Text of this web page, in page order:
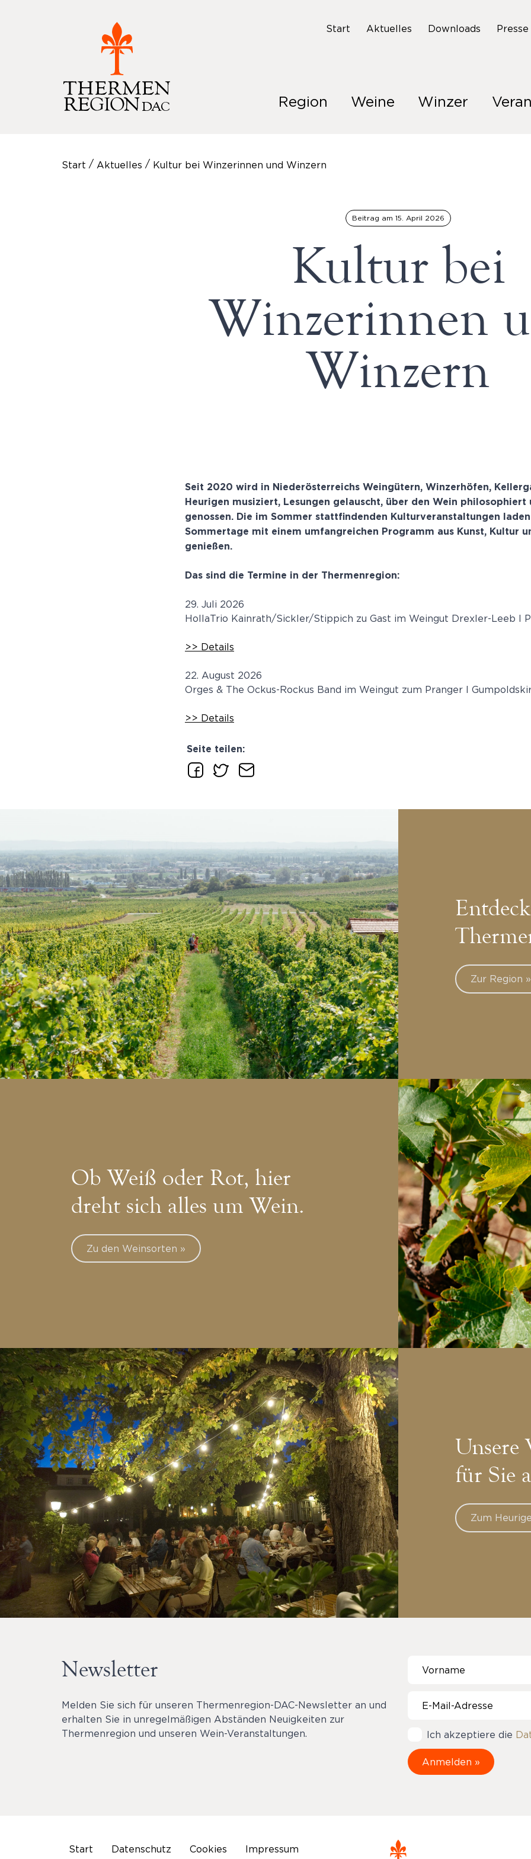
Start Aktuelles Downloads Presse
Region Weine Winzer
Start / Aktuelles / Kultur bei Winzerinnen und Winzern
Beitrag am 15. April 2026
Kultur bei
Winzerinnen
Winzern
Seit 2020 wird in Niederösterreichs Weingütern, Winzerhöfen,
Heurigen musiziert, Lesungen gelauscht, über den Wein philosophiert
genossen. Die im Sommer stattfindenden Kulturveranstaltungen
Sommertage mit einem umfangreichen Programm aus Kunst, Kultur
genießen.
Das sind die Termine in der Thermenregion:
29. Juli 2026
HollaTrio Kainrath/Sickler/Stippich zu Gast im Weingut Drexler-Leeb I
>> Details
22. August 2026
Orges & The Ockus-Rockus Band im Weingut zum Pranger I
>> Details
Seite teilen:
Zur Region »
Ob Weiß oder Rot, hier
dreht sich alles um Wein.
Zu den Weinsorten »
Unsere
für Sie
Zum
Newsletter
Melden Sie sich für unseren Thermenregion-DAC-Newsletter an und
erhalten Sie in unregelmäßigen Abständen Neuigkeiten zur
Thermenregion und unseren Wein-Veranstaltungen.
Ich akzeptiere die
Start Datenschutz Cookies Impressum